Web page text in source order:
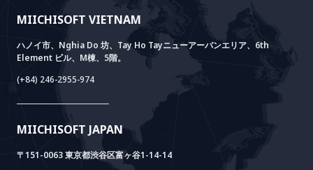
MIICHISOFT VIETNAM
ハノイ市、Nghia Do 坊、Tay Ho Tayニューアーバンエリア、6th
Element ビル、M棟、5階。
(+84) 246-2955-974
MIICHISOFT JAPAN
〒151-0063 東京都渋谷区富ヶ谷1-14-14
価値観
ニュース
FAQ
AI PoC開発
Core Lab
System Lab
Power Lab
Cloud Lab
AI+ SOLUTIONS
AI+ Products
Meet AI+
AI+ Package
RAG Package
VIETNAM BRIDGE
BOTモデル
法人設立支援
実績
お客様の声